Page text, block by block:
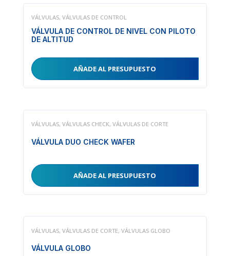
VÁLVULAS, VÁLVULAS DE CONTROL
VÁLVULA DE CONTROL DE NIVEL CON PILOTO
DE ALTITUD
AÑADE AL PRESUPUESTO
VÁLVULAS, VÁLVULAS CHECK, VÁLVULAS DE CORTE
VÁLVULA DUO CHECK WAFER
AÑADE AL PRESUPUESTO
VÁLVULAS, VÁLVULAS DE CORTE, VÁLVULAS GLOBO
VÁLVULA GLOBO